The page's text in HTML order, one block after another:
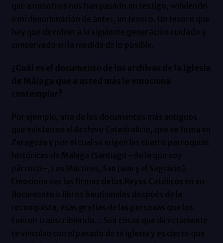
que a nosotros nos han pasado un testigo, volviendo
a mi denominación de antes, un tesoro. Un tesoro que
hay que devolver a la siguiente generación cuidado y
conservado en la medida de lo posible.
¿Cuál es el documento de los archivos de la Iglesia
de Málaga que a usted más le emociona
contemplar?
Por ejemplo, uno de los documentos más antiguos
que existen en el Archivo Catedralicio, que se firma en
Zaragoza y por el cual se erigen las cuatro parroquias
históricas de Malaga (Santiago –de la que soy
párroco–, Los Mártires, San Juan y el Sagrario).
Emociona ver las firmas de los Reyes Católicos en un
documento o libros bautismales después de la
reconquista, esas grafías de las personas que los
fueron transcribiendo... Son cosas que directamente
te vinculan con el pasado de tu iglesia y es cierto que